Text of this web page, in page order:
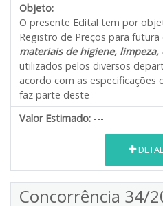
Objeto:
O presente Edital tem por
Registro de Preços para futura
materiais de higiene, limpeza,
utilizados pelos diversos
acordo com as especificações
faz parte deste
Valor Estimado: ---
Concorrência 34/